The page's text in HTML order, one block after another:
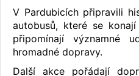
V Pardubicích připravili
autobusů, které se
připomínají významné
hromadné dopravy.
Další akce pořádají